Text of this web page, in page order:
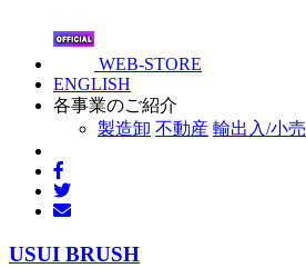
WEB-STORE
ENGLISH
各事業のご紹介
製造卸 不動産 輸出入/小売
USUI BRUSH